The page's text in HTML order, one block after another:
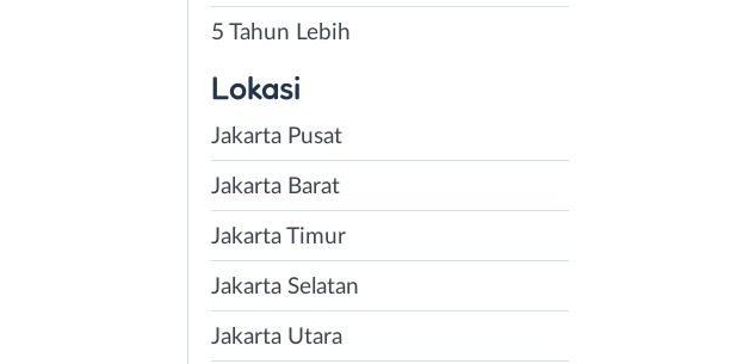
5 Tahun Lebih
Lokasi
Jakarta Pusat
Jakarta Barat
Jakarta Timur
Jakarta Selatan
Jakarta Utara